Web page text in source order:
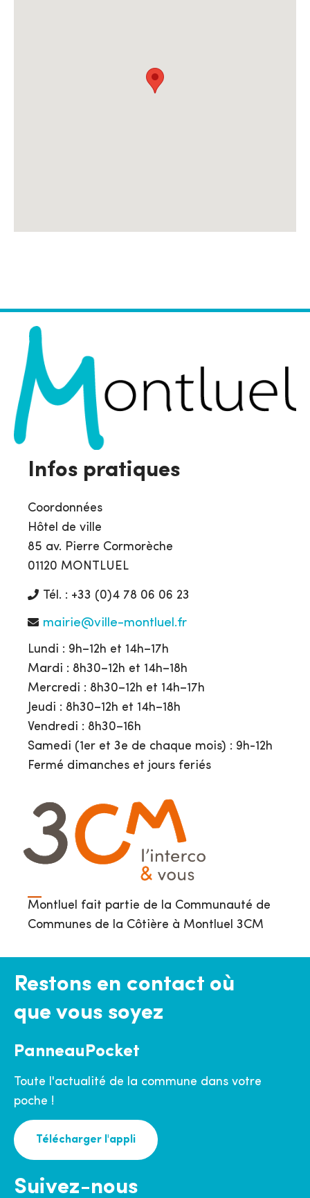
Infos pratiques
Coordonnées
Hôtel de ville
85 av. Pierre Cormorèche
01120 MONTLUEL
Tél. : +33 (0)4 78 06 06 23
mairie@ville-montluel.fr
Lundi : 9h–12h et 14h–17h
Mardi : 8h30–12h et 14h–18h
Mercredi : 8h30–12h et 14h–17h
Jeudi : 8h30–12h et 14h–18h
Vendredi : 8h30–16h
Samedi (1er et 3e de chaque mois) : 9h-12h
Fermé dimanches et jours feriés
Montluel fait partie de la Communauté de
Communes de la Côtière à Montluel 3CM
Restons en contact où
que vous soyez
PanneauPocket
Toute l'actualité de la commune dans votre
poche !
Télécharger l'appli
Suivez-nous